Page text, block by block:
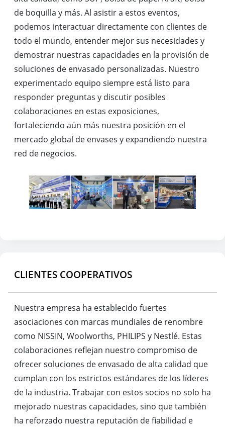
de boquilla y más. Al asistir a estos eventos,
podemos interactuar directamente con clientes de
todo el mundo, entender mejor sus necesidades y
demostrar nuestras capacidades en la provisión de
soluciones de envasado personalizadas. Nuestro
experimentado equipo siempre está listo para
responder preguntas y discutir posibles
colaboraciones en estas exposiciones,
fortaleciendo aún más nuestra posición en el
mercado global de envases y expandiendo nuestra
red de negocios.
CLIENTES COOPERATIVOS
Nuestra empresa ha establecido fuertes
asociaciones con marcas mundiales de renombre
como NISSIN, Woolworths, PHILIPS y Nestlé. Estas
colaboraciones reflejan nuestro compromiso de
ofrecer soluciones de envasado de alta calidad que
cumplan con los estrictos estándares de los líderes
de la industria. Trabajar con estos socios no solo ha
mejorado nuestras capacidades, sino que también
ha reforzado nuestra reputación de fiabilidad e